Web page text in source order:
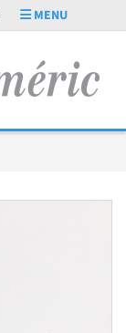
MENU